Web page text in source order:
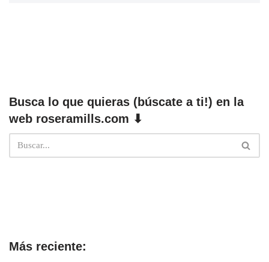
Busca lo que quieras (búscate a ti!) en la
web roseramills.com ⬇
Más reciente: